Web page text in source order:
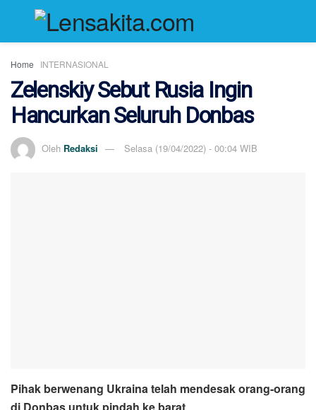
Home INTERNASIONAL
Zelenskiy Sebut Rusia Ingin
Hancurkan Seluruh Donbas
Oleh Redaksi Selasa (19/04/2022) - 00:04 WIB
Pihak berwenang Ukraina telah mendesak orang-orang